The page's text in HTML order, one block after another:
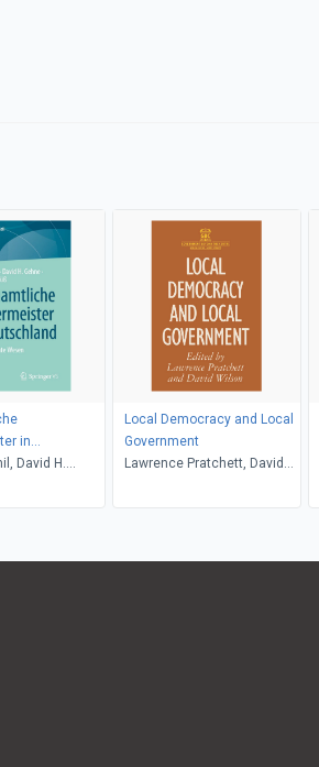
in
David H.
Local Democracy and Local
Government
Lawrence Pratchett, David